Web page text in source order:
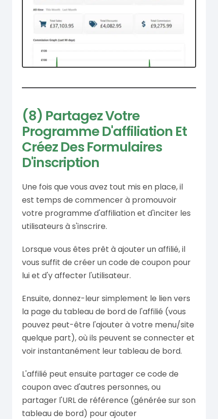
(8) Partagez Votre
Programme D'affiliation Et
Créez Des Formulaires
D'inscription
Une fois que vous avez tout mis en place, il
est temps de commencer à promouvoir
votre programme d'affiliation et d'inciter les
utilisateurs à s'inscrire.
Lorsque vous êtes prêt à ajouter un affilié, il
vous suffit de créer un code de coupon pour
lui et d'y affecter l'utilisateur.
Ensuite, donnez-leur simplement le lien vers
la page du tableau de bord de l'affilié (vous
pouvez peut-être l'ajouter à votre menu/site
quelque part), où ils peuvent se connecter et
voir instantanément leur tableau de bord.
L'affilié peut ensuite partager ce code de
coupon avec d'autres personnes, ou
partager l'URL de référence (générée sur son
tableau de bord) pour ajouter